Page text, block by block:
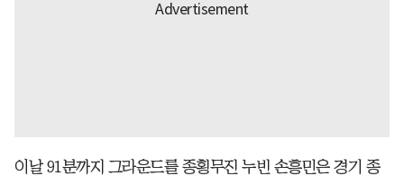
이날 91분까지 그라운드를 종횡무진 누빈 손흥민은 경기 종